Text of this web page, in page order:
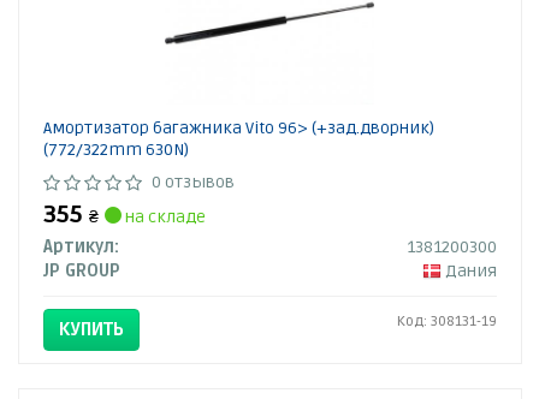
Амортизатор багажника Vito 96> (+зад.дворник)
(772/322mm 630N)
0 отзывов
355 ₴
на складе
Артикул:
1381200300
JP GROUP
Дания
КУПИТЬ Код: 308131-19